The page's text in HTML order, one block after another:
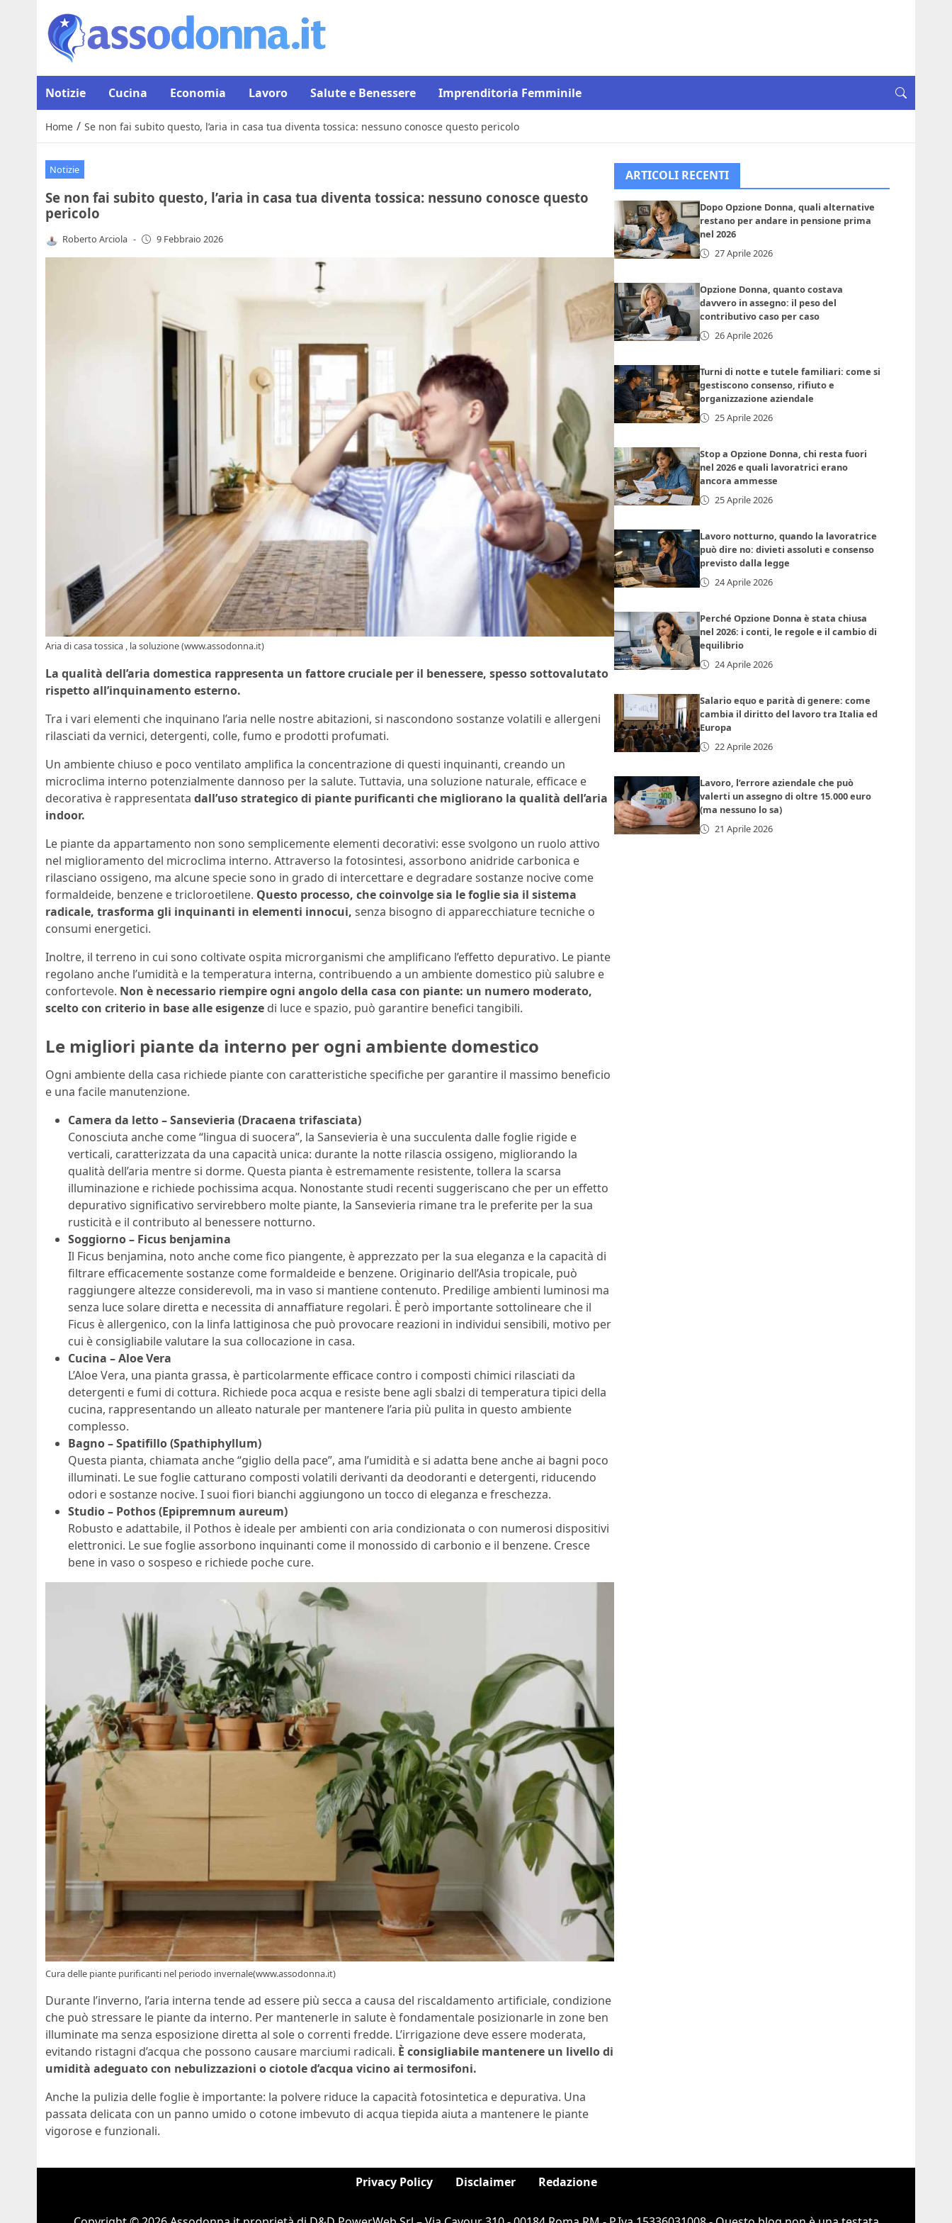
Notizie Cucina Economia Lavoro Salute e Benessere Imprenditoria Femminile
Home / Se non fai subito questo, l’aria in casa tua diventa tossica: nessuno conosce questo pericolo
Notizie
Se non fai subito questo, l’aria in casa tua diventa tossica: nessuno conosce questo
pericolo
Roberto Arciola - 9 Febbraio 2026
Aria di casa tossica , la soluzione (www.assodonna.it)
La qualità dell’aria domestica rappresenta un fattore cruciale per il benessere, spesso sottovalutato
rispetto all’inquinamento esterno.
Tra i vari elementi che inquinano l’aria nelle nostre abitazioni, si nascondono sostanze volatili e allergeni
rilasciati da vernici, detergenti, colle, fumo e prodotti profumati.
Un ambiente chiuso e poco ventilato amplifica la concentrazione di questi inquinanti, creando un
microclima interno potenzialmente dannoso per la salute. Tuttavia, una soluzione naturale, efficace e
decorativa è rappresentata dall’uso strategico di piante purificanti che migliorano la qualità dell’aria
indoor.
Le piante da appartamento non sono semplicemente elementi decorativi: esse svolgono un ruolo attivo
nel miglioramento del microclima interno. Attraverso la fotosintesi, assorbono anidride carbonica e
rilasciano ossigeno, ma alcune specie sono in grado di intercettare e degradare sostanze nocive come
formaldeide, benzene e tricloroetilene. Questo processo, che coinvolge sia le foglie sia il sistema
radicale, trasforma gli inquinanti in elementi innocui, senza bisogno di apparecchiature tecniche o
consumi energetici.
Inoltre, il terreno in cui sono coltivate ospita microrganismi che amplificano l’effetto depurativo. Le piante
regolano anche l’umidità e la temperatura interna, contribuendo a un ambiente domestico più salubre e
confortevole. Non è necessario riempire ogni angolo della casa con piante: un numero moderato,
scelto con criterio in base alle esigenze di luce e spazio, può garantire benefici tangibili.
Le migliori piante da interno per ogni ambiente domestico
Ogni ambiente della casa richiede piante con caratteristiche specifiche per garantire il massimo beneficio
e una facile manutenzione.
Camera da letto – Sansevieria (Dracaena trifasciata)
Conosciuta anche come “lingua di suocera”, la Sansevieria è una succulenta dalle foglie rigide e
verticali, caratterizzata da una capacità unica: durante la notte rilascia ossigeno, migliorando la
qualità dell’aria mentre si dorme. Questa pianta è estremamente resistente, tollera la scarsa
illuminazione e richiede pochissima acqua. Nonostante studi recenti suggeriscano che per un effetto
depurativo significativo servirebbero molte piante, la Sansevieria rimane tra le preferite per la sua
rusticità e il contributo al benessere notturno.
Soggiorno – Ficus benjamina
Il Ficus benjamina, noto anche come fico piangente, è apprezzato per la sua eleganza e la capacità di
filtrare efficacemente sostanze come formaldeide e benzene. Originario dell’Asia tropicale, può
raggiungere altezze considerevoli, ma in vaso si mantiene contenuto. Predilige ambienti luminosi ma
senza luce solare diretta e necessita di annaffiature regolari. È però importante sottolineare che il
Ficus è allergenico, con la linfa lattiginosa che può provocare reazioni in individui sensibili, motivo per
cui è consigliabile valutare la sua collocazione in casa.
Cucina – Aloe Vera
L’Aloe Vera, una pianta grassa, è particolarmente efficace contro i composti chimici rilasciati da
detergenti e fumi di cottura. Richiede poca acqua e resiste bene agli sbalzi di temperatura tipici della
cucina, rappresentando un alleato naturale per mantenere l’aria più pulita in questo ambiente
complesso.
Bagno – Spatifillo (Spathiphyllum)
Questa pianta, chiamata anche “giglio della pace”, ama l’umidità e si adatta bene anche ai bagni poco
illuminati. Le sue foglie catturano composti volatili derivanti da deodoranti e detergenti, riducendo
odori e sostanze nocive. I suoi fiori bianchi aggiungono un tocco di eleganza e freschezza.
Studio – Pothos (Epipremnum aureum)
Robusto e adattabile, il Pothos è ideale per ambienti con aria condizionata o con numerosi dispositivi
elettronici. Le sue foglie assorbono inquinanti come il monossido di carbonio e il benzene. Cresce
bene in vaso o sospeso e richiede poche cure.
Cura delle piante purificanti nel periodo invernale(www.assodonna.it)
Durante l’inverno, l’aria interna tende ad essere più secca a causa del riscaldamento artificiale, condizione
che può stressare le piante da interno. Per mantenerle in salute è fondamentale posizionarle in zone ben
illuminate ma senza esposizione diretta al sole o correnti fredde. L’irrigazione deve essere moderata,
evitando ristagni d’acqua che possono causare marciumi radicali. È consigliabile mantenere un livello di
umidità adeguato con nebulizzazioni o ciotole d’acqua vicino ai termosifoni.
Anche la pulizia delle foglie è importante: la polvere riduce la capacità fotosintetica e depurativa. Una
passata delicata con un panno umido o cotone imbevuto di acqua tiepida aiuta a mantenere le piante
vigorose e funzionali.
ARTICOLI RECENTI
Dopo Opzione Donna, quali alternative
restano per andare in pensione prima
nel 2026
27 Aprile 2026
Opzione Donna, quanto costava
davvero in assegno: il peso del
contributivo caso per caso
26 Aprile 2026
Turni di notte e tutele familiari: come si
gestiscono consenso, rifiuto e
organizzazione aziendale
25 Aprile 2026
Stop a Opzione Donna, chi resta fuori
nel 2026 e quali lavoratrici erano
ancora ammesse
25 Aprile 2026
Lavoro notturno, quando la lavoratrice
può dire no: divieti assoluti e consenso
previsto dalla legge
24 Aprile 2026
Perché Opzione Donna è stata chiusa
nel 2026: i conti, le regole e il cambio di
equilibrio
24 Aprile 2026
Salario equo e parità di genere: come
cambia il diritto del lavoro tra Italia ed
Europa
22 Aprile 2026
Lavoro, l’errore aziendale che può
valerti un assegno di oltre 15.000 euro
(ma nessuno lo sa)
21 Aprile 2026
Privacy Policy Disclaimer Redazione